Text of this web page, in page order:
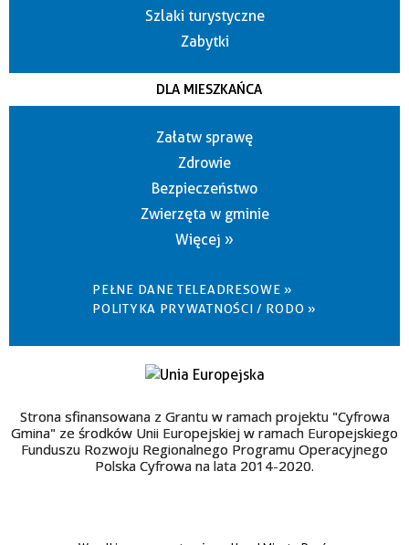
Szlaki turystyczne
Zabytki
DLA MIESZKAŃCA
Załatw sprawę
Zdrowie
Bezpieczeństwo
Zwierzęta w gminie
Więcej »
PEŁNE DANE TELEADRESOWE »
POLITYKA PRYWATNOŚCI / RODO »
Strona sfinansowana z Grantu w ramach projektu "Cyfrowa
Gmina" ze środków Unii Europejskiej w ramach Europejskiego
Funduszu Rozwoju Regionalnego Programu Operacyjnego
Polska Cyfrowa na lata 2014-2020.